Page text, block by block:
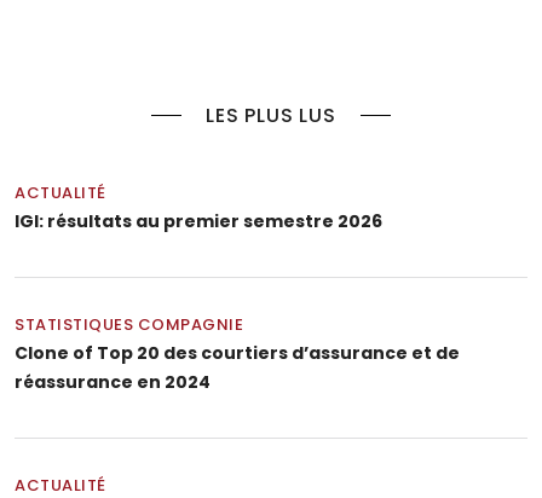
LES PLUS LUS
ACTUALITÉ
IGI: résultats au premier semestre 2026
STATISTIQUES COMPAGNIE
Clone of Top 20 des courtiers d’assurance et de
réassurance en 2024
ACTUALITÉ